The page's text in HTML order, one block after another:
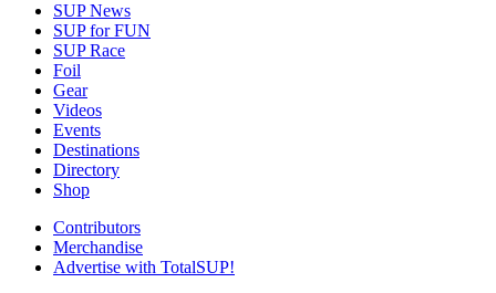
SUP News
SUP for FUN
SUP Race
Foil
Gear
Videos
Events
Destinations
Directory
Shop
Contributors
Merchandise
Advertise with TotalSUP!